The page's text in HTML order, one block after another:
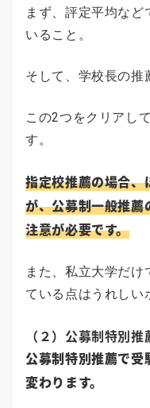
まず、評定平均な
いること。
そして、学校長の推
この2つをクリアし
す。
指定校推薦の場合
が、公募制一般推薦
注意が必要です。
また、私立大学だ
ている点はうれしい
（２）公募制特別推
公募制特別推薦で受
変わります。